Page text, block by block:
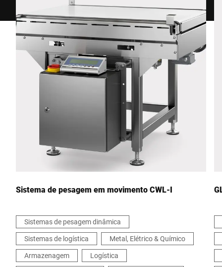
CEP *
Confirmo que concordo com o uso dos meus dados para
processar essa solicitação Informações adicionais podem ser
encontradas noDeclaração de proteção de dados
Sistema de pesagem em movimento CWL-I
Sistemas de pesagem dinâmica
Sistemas de logística
Metal, Elétrico & Químico
Armazenagem
Logística